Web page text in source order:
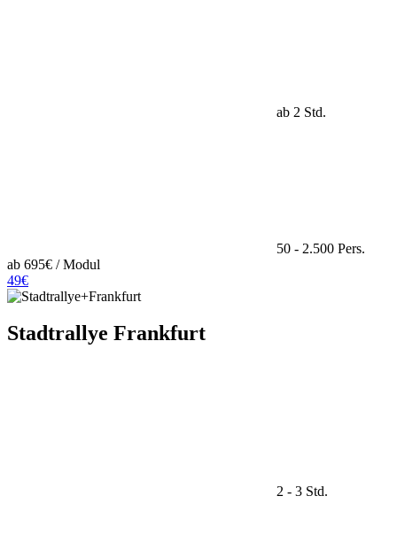
ab 2 Std.
50 - 2.500 Pers.
ab 695€ / Modul
49€
Stadtrallye Frankfurt
2 - 3 Std.